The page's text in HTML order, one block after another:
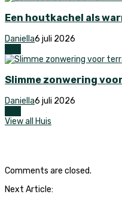
Een houtkachel als
Daniella6 juli 2026
Slimme zonwering
Daniella6 juli 2026
View all Huis
Comments are closed.
Next Article: